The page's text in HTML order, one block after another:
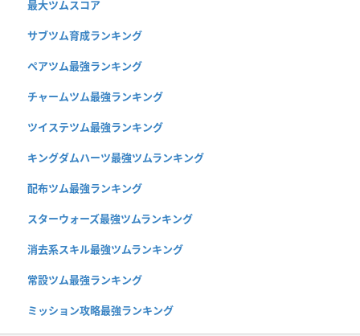
最大ツムスコア
サブツム育成ランキング
ペアツム最強ランキング
チャームツム最強ランキング
ツイステツム最強ランキング
キングダムハーツ最強ツムランキング
配布ツム最強ランキング
スターウォーズ最強ツムランキング
消去系スキル最強ツムランキング
常設ツム最強ランキング
ミッション攻略最強ランキング